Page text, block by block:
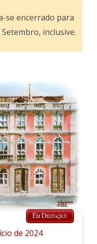
se encerrado para
inclusive.
de 2024